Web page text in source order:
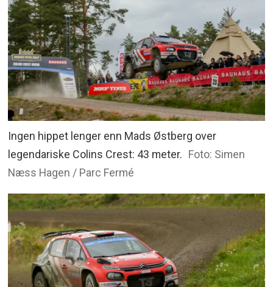
Ingen hippet lenger enn Mads Østberg over
legendariske Colins Crest: 43 meter. Foto: Simen
Næss Hagen / Parc Fermé